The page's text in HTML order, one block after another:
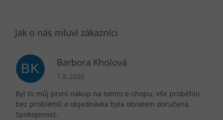
BK Barbora Kholová
Hodnocení obchodu je 5 z 5 hvězdiček.
7.8.2026
Byl to můj první nákup na tomto e-shopu, vše proběhlo
bez problémů a objednávka byla obratem doručena.
Spokojenost.